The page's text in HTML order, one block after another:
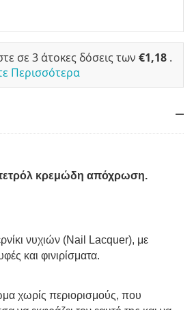
σε 3 άτοκες δόσεις των €1,18 .
Περισσότερα
κρεμώδη απόχρωση.
νυχιών (Nail Lacquer), με
και φινιρίσματα.
χωρίς περιορισμούς, που